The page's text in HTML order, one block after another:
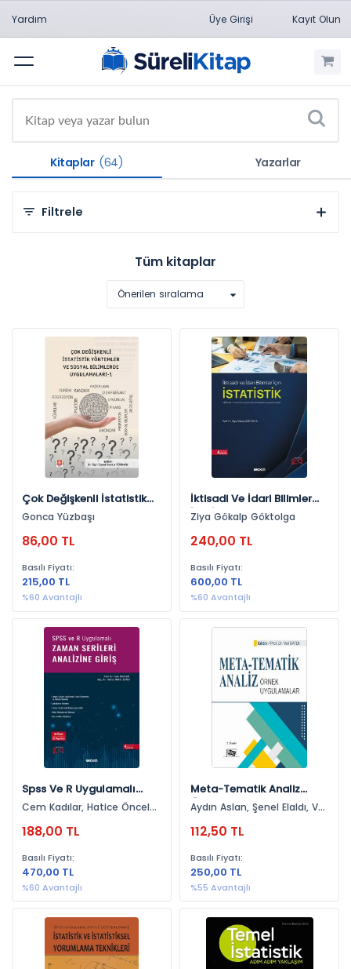
Yardım Üye Girişi Kayıt Olun
Menü
Kitaplar (64) Yazarlar
Filtrele
Sosyal ve Beşeri Bilimler (24)
Konulara Göre
İstatistik (64)
Yayınevlerine Göre
Seçkin Yayıncılık (31)
Gazi Kitabevi (17)
Palme Yayınevi (6)
Anı Yayıncılık (1)
Yıllara Göre
2024 (8)
2019 (7)
2018 (7)
2021 (7)
2025 (7)
2017 (6)
2016 (6)
2023 (3)
2014 (1)
Tüm kitaplar
Önerilen sıralama
Çok Değişkenli İstatistik
Yöntemler Ve Sosyal
Bilimlerde Uygulamaları-1
Gonca Yüzbaşı
Gonca Yüzbaşı
86,00 TL
Basılı Fiyatı:
215,00 TL
%60 Avantajlı
İktisadi Ve İdari Bilimler
İçin İstatistik Minitab 17 Ve
Spss 22 Çözümlü
Örneklerle Desteklenmiştir
Ziya Gökalp Göktolga
240,00 TL
Basılı Fiyatı:
600,00 TL
%60 Avantajlı
Spss Ve R Uygulamalı
Zaman Serileri Analizine
Cem Kadılar, Hatice Öncel
188,00 TL
Basılı Fiyatı:
470,00 TL
%60 Avantajlı
Meta-Tematik Analiz
Örnek Uygulamalar
Aydın Aslan, Şenel Elaldı, Veli
112,50 TL
Basılı Fiyatı:
250,00 TL
%55 Avantajlı